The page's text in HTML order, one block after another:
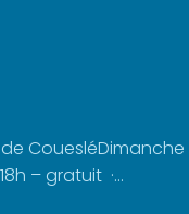
de CouesléDimanche
– gratuit ·...